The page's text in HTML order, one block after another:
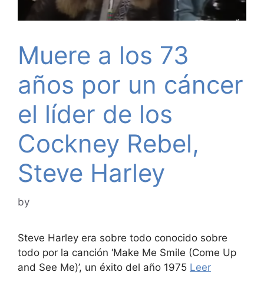
Muere a los 73
años por un cáncer
el líder de los
Cockney Rebel,
Steve Harley
by
Steve Harley era sobre todo conocido sobre
todo por la canción ‘Make Me Smile (Come Up
and See Me)’, un éxito del año 1975 Leer